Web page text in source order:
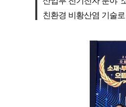
친환경 비황산염 기술